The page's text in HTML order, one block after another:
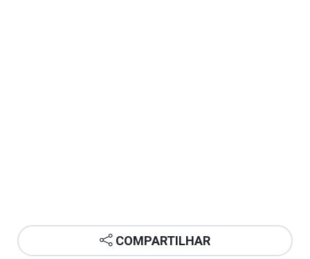
COMPARTILHAR